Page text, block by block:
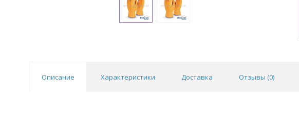
Описание Характеристики Доставка Отзывы (0)